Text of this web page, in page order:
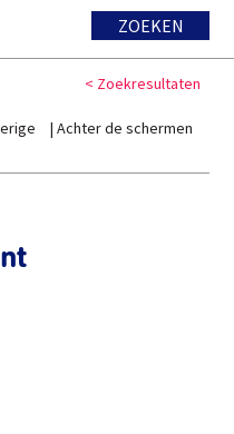
ZOEKEN
< Zoekresultaten
Achter de schermen